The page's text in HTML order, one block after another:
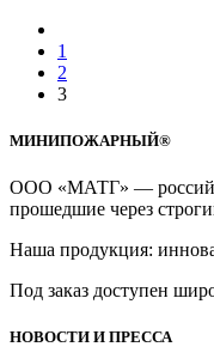
1
2
3
МИНИПОЖАРНЫЙ®
ООО «МАТГ» —
прошедшие через
Наша продукция:
Под заказ доступен
НОВОСТИ И ПРЕССА